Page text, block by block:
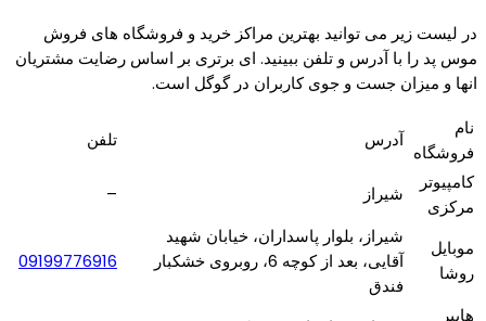
در لیست زیر می توانید بهترین مراکز خرید و فروشگاه های فروش
موس پد را با آدرس و تلفن ببینید. ای برتری بر اساس رضایت مشتریان
انها و میزان جست و جوی کاربران در گوگل است.
نام
فروشگاه
آدرس
تلفن
کامپیوتر
مرکزی
شیراز –
موبایل
روشا
شیراز، بلوار پاسداران، خیابان شهید
آقایی، بعد از کوچه 6، روبروی خشکبار
فندق
09199776916
هایپر